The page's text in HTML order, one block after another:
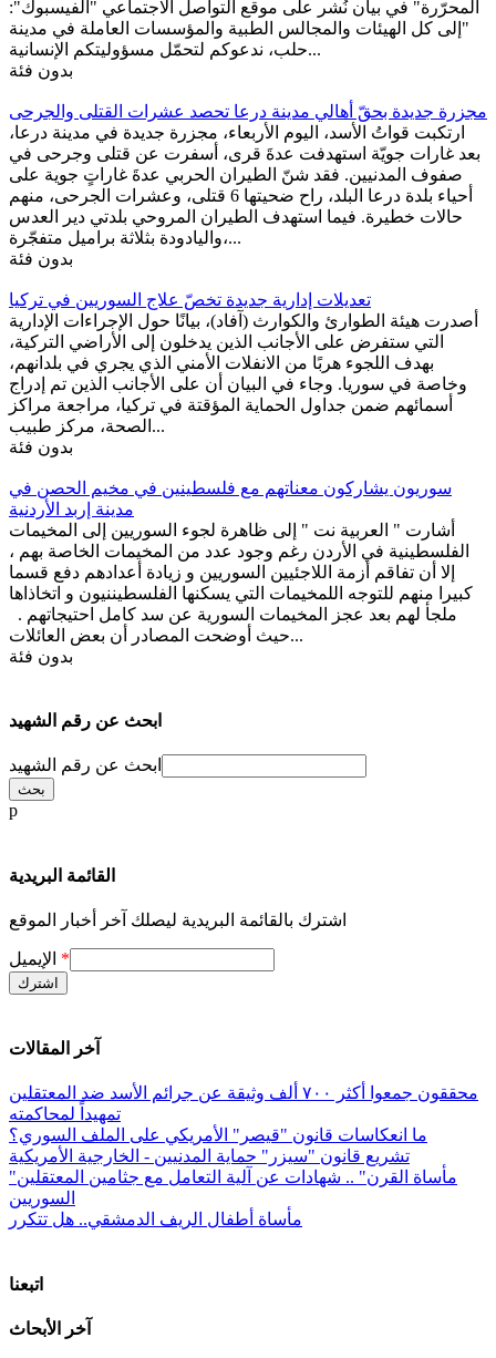
المحرّرة" في بيان نُشر على موقع التواصل الاجتماعي "الفيسبوك":
"إلى كل الهيئات والمجالس الطبية والمؤسسات العاملة في مدينة
حلب، ندعوكم لتحمّل مسؤوليتكم الإنسانية...
بدون فئة
مجزرة جديدة بحقّ أهالي مدينة درعا تحصد عشرات القتلى والجرحى
ارتكبت قواتُ الأسد، اليوم الأربعاء، مجزرة جديدة في مدينة درعا،
بعد غارات جويّة استهدفت عدةَ قرى، أسفرت عن قتلى وجرحى في
صفوف المدنيين. فقد شنّ الطيران الحربي عدةَ غاراتٍ جوية على
أحياء بلدة درعا البلد، راح ضحيتها 6 قتلى، وعشرات الجرحى، منهم
حالات خطيرة. فيما استهدف الطيران المروحي بلدتي دير العدس
واليادودة بثلاثة براميل متفجّرة،...
بدون فئة
تعديلات إدارية جديدة تخصّ علاج السوريين في تركيا
أصدرت هيئة الطوارئ والكوارث (آفاد)، بيانًا حول الإجراءات الإدارية
التي ستفرض على الأجانب الذين يدخلون إلى الأراضي التركية،
بهدف اللجوء هربًا من الانفلات الأمني الذي يجري في بلدانهم،
وخاصة في سوريا. وجاء في البيان أن على الأجانب الذين تم إدراج
أسمائهم ضمن جداول الحماية المؤقتة في تركيا، مراجعة مراكز
الصحة، مركز طبيب...
بدون فئة
سوريون يشاركون معناتهم مع فلسطينين في مخيم الحصن في
مدينة إربد الأردنية
أشارت " العربية نت " إلى ظاهرة لجوء السوريين إلى المخيمات
الفلسطينية في الأردن رغم وجود عدد من المخيمات الخاصة بهم ،
إلا أن تفاقم أزمة اللاجئيين السوريين و زيادة أعدادهم دفع قسما
كبيرا منهم للتوجه اللمخيمات التي يسكنها الفلسطيننيون و اتخاذاها
ملجأ لهم بعد عجز المخيمات السورية عن سد كامل احتيجاتهم .
حيث أوضحت المصادر أن بعض العائلات...
بدون فئة
ابحث عن رقم الشهيد
ابحث عن رقم الشهيد
p
القائمة البريدية
اشترك بالقائمة البريدية ليصلك آخر أخبار الموقع
*
آخر المقالات
محققون جمعوا أكثر ٧٠٠ ألف وثيقة عن جرائم الأسد ضد المعتقلين
تمهيداً لمحاكمته
ما انعكاسات قانون "قيصر" الأمريكي على الملف السوري؟
تشريع قانون "سيزر" حماية المدنيين - الخارجية الأمريكية
"مأساة القرن" .. شهادات عن آلية التعامل مع جثامين المعتقلين
السوريين
مأساة أطفال الريف الدمشقي.. هل تتكرر
اتبعنا
آخر الأبحاث